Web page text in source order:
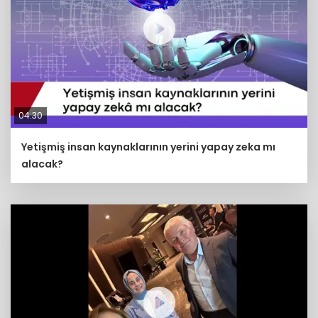
04:30
Yetişmiş insan kaynaklarının yerini yapay zeka mı
alacak?